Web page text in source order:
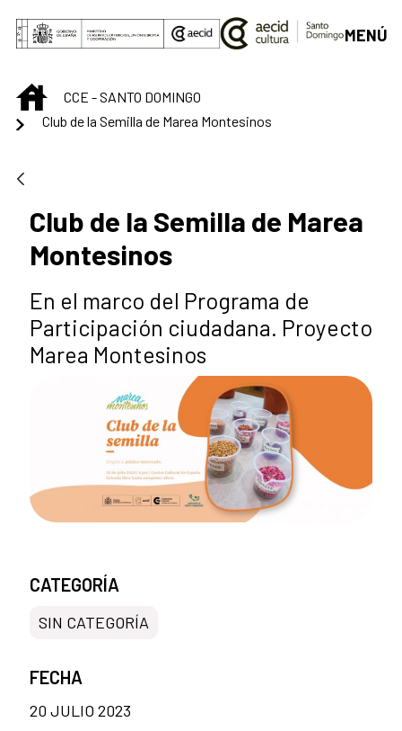
Saltar al contenido principal
MENÚ
INICIOCCE - SANTO DOMINGO
Club de la Semilla de Marea Montesinos
Club de la Semilla de Marea
Montesinos
En el marco del Programa de
Participación ciudadana. Proyecto
Marea Montesinos
CATEGORÍA
SIN CATEGORÍA
FECHA
20 JULIO 2023